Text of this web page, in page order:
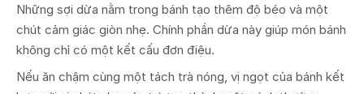
Những sợi dừa nằm trong bánh tạo thêm độ béo và một
chút cảm giác giòn nhẹ. Chính phần dừa này giúp món bánh
không chỉ có một kết cấu đơn điệu.
Nếu ăn chậm cùng một tách trà nóng, vị ngọt của bánh kết